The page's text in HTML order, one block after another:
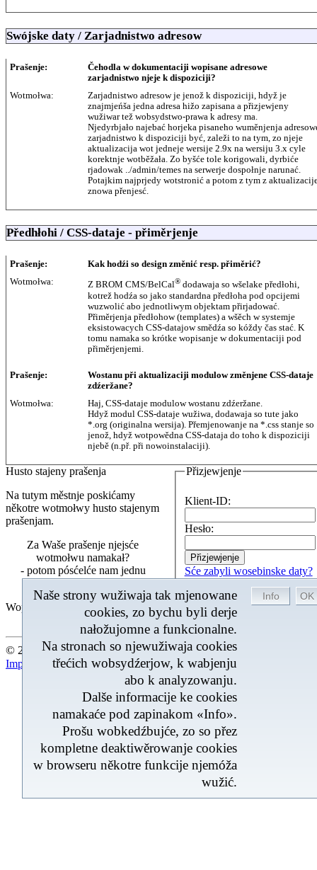
Swójske daty / Zarjadnistwo adresow
Prašenje:
Čehodla w dokumentaciji wopisane adresowe
zarjadnistwo njeje k dispoziciji?
Wotmołwa:
Zarjadnistwo adresow je jenož k dispoziciji, hdyž je
znajmjeńša jedna adresa hižo zapisana a přizjewjeny
wužiwar tež wobsydstwo-prawa k adresy ma.
Njedyrbjało najebać horjeka pisaneho wuměnjenja
zarjadnistwo k dispoziciji być, zaleži to na tym, zo njeje
aktualizacija wot jedneje wersije 2.9x na wersiju 3.x cyle
korektnje wotběžała. Zo byšće tole korigowali, dyrbiće
rjadowak ../admin/temes na serwerje dospołnje narunać.
Potajkim najprjedy wotstronić a potom z tym z
znowa přenjesć.
Předhłohi / CSS-dataje - přiměrjenje
Prašenje:
Kak hodźi so design změnić resp. přiměrić?
Wotmołwa:
Z BROM CMS/BelCal® dodawaja so wšelake předłohi,
kotrež hodźa so jako standardna předłoha pod opcijemi
wuzwolić abo jednotliwym objektam přirjadować.
Přiměrjenja předłohow (templates) a wšěch w systemje
eksistowacych CSS-datajow smědźa so kóždy čas stać. K
tomu namaka so krótke wopisanje w dokumentaciji pod
přiměrjenjemi.
Prašenje:
Wostanu při aktualizaciji modulow změnjene CSS-dataje
zdźeržane?
Wotmołwa:
Haj, CSS-dataje modulow wostanu zdźeržane.
Hdyž modul CSS-dataje wužiwa, dodawaja so tute jako
*.org (originalna wersija). Přemjenowanje na *.css stanje so
jenož, hdyž wotpowědna CSS-dataja do toho k dispoziciji
njebě (n.př. při nowoinstalaciji).
Husto stajeny prašenja
Na tutym městnje poskićamy
někotre wotmołwy husto stajenym
prašenjam.
Za Waše prašenje njejsće
wotmołwu namakał?
- potom pósćelće nam jednu
mejlku ...
Přizjewjenje
Klient-ID:
Hesło:
Sće zabyli wosebinske daty?
Wopytowarjo Posledna aktualizacija
© 2026 by BROM-Service - Tuchwilu 179 Wopytowarjo
Naše strony wužiwaja tak mjenowane
cookies, zo bychu byli derje
nałožujomne a funkcionalne.
Na stronach so njewužiwaja cookies
třećich wobsydźerjow, k wabjenju
abo k analyzowanju.
Dalše informacije ke cookies
namakaće pod zapinakom «Info».
Prošu wobkedźbujće, zo so přez
kompletne deaktiwěrowanje cookies
w browseru někotre funkcije njemóža
wužić.
Impresum |Kontakt|Mapa stronow